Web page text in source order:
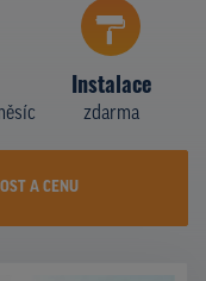
Instalace
zdarma
A CENU